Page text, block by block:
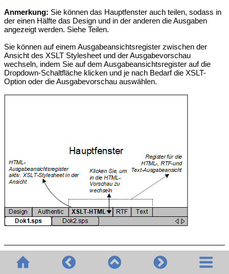
Anmerkung: Sie können das Hauptfenster auch teilen, sodass in
der einen Hälfte das Design und in der anderen die Ausgaben
angezeigt werden. Siehe Teilen.
Sie können auf einem Ausgabeansichtsregister zwischen der
Ansicht des XSLT Stylesheet und der Ausgabevorschau
wechseln, indem Sie auf dem Ausgabeansichtsregister auf die
Dropdown-Schaltfläche klicken und je nach Bedarf die XSLT-
Option oder die Ausgabevorschau auswählen.
XSLT-Ansicht